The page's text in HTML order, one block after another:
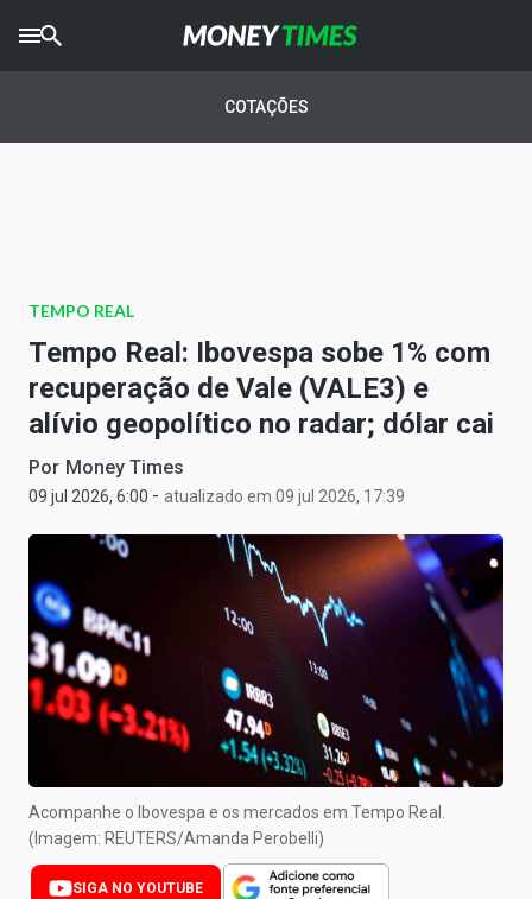
AGROTIMES
Newsletters
Money Trader
Anuncie
Últimas Notícias
Newsletters
Cotações
Comprar ou vender?
Carteiras Recomendadas
Central de Dividendos
Central de Fundos Imobiliários
Central dos IPOs
COTAÇÕES
TEMPO REAL
Tempo Real: Ibovespa sobe 1% com
recuperação de Vale (VALE3) e
alívio geopolítico no radar; dólar cai
Por Money Times
09 jul 2026, 6:00 - atualizado em 09 jul 2026, 17:39
Acompanhe o Ibovespa e os mercados em Tempo Real.
(Imagem: REUTERS/Amanda Perobelli)
SIGA NO YOUTUBE